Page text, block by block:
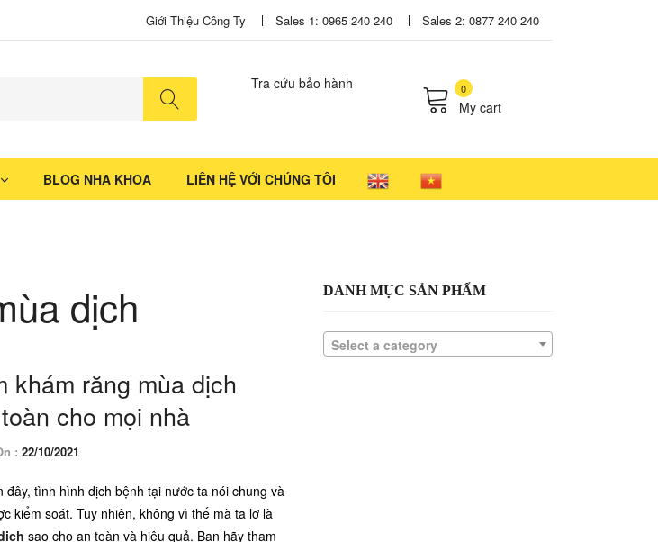
Giới Thiệu Công Ty Sales 1: 0965 240 240 Sales 2: 0877 240 240
Tra cứu bảo hành 0
My cart
BLOG NHA KHOA LIÊN HỆ VỚI CHÚNG TÔI
dịch
khám răng mùa dịch
cho mọi nhà
: 22/10/2021
đây, tình hình dịch bệnh tại nước ta nói chung và
kiểm soát. Tuy nhiên, không vì thế mà ta lơ là
sao cho an toàn và hiệu quả. Bạn hãy tham
DANH MỤC SẢN PHẨM
Select a category